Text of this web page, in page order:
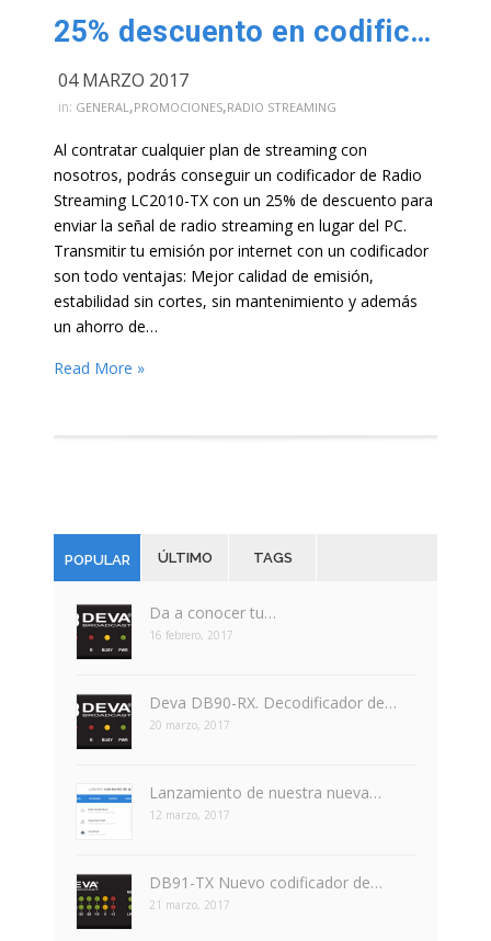
25% descuento en codificador LC2010-TX
04 MARZO 2017
in: GENERAL ,PROMOCIONES,RADIO STREAMING
Al contratar cualquier plan de streaming con
nosotros, podrás conseguir un codificador de Radio
Streaming LC2010-TX con un 25% de descuento para
enviar la señal de radio streaming en lugar del PC.
Transmitir tu emisión por internet con un codificador
son todo ventajas: Mejor calidad de emisión,
estabilidad sin cortes, sin mantenimiento y además
un ahorro de…
Read More »
POPULAR ÚLTIMO TAGS
Da a conocer tu…
16 febrero, 2017
Deva DB90-RX. Decodificador de…
20 marzo, 2017
Lanzamiento de nuestra nueva…
12 marzo, 2017
DB91-TX Nuevo codificador de…
21 marzo, 2017